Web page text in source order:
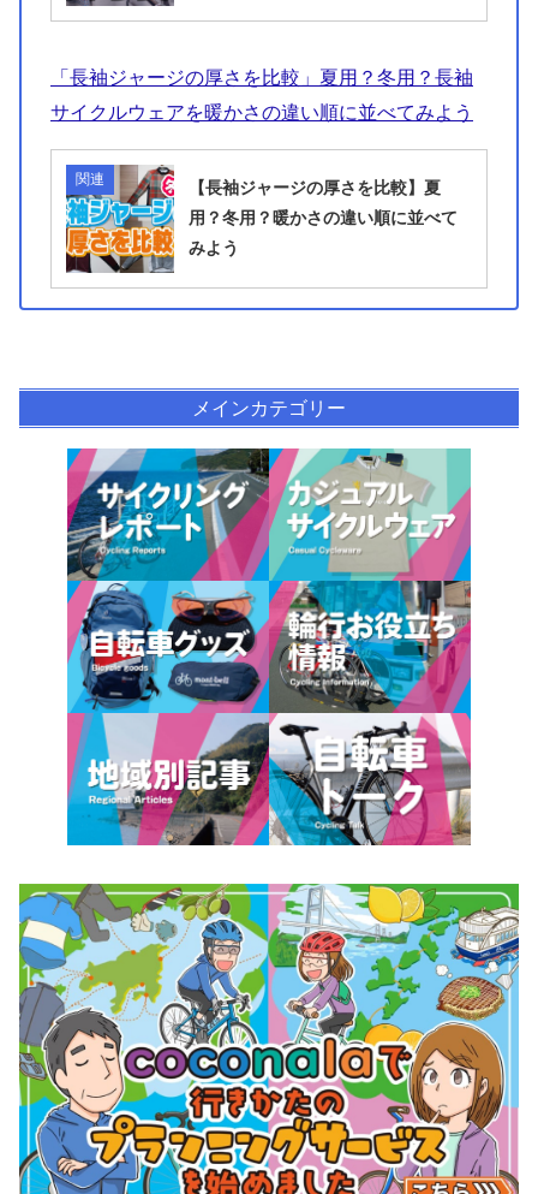
「長袖ジャージの厚さを比較」夏用？冬用？長袖
サイクルウェアを暖かさの違い順に並べてみよう
関連
【長袖ジャージの厚さを比較】夏
用？冬用？暖かさの違い順に並べて
みよう
メインカテゴリー